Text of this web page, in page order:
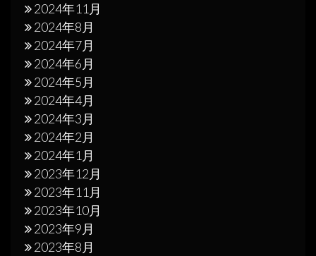
2024年11月
2024年8月
2024年7月
2024年6月
2024年5月
2024年4月
2024年3月
2024年2月
2024年1月
2023年12月
2023年11月
2023年10月
2023年9月
2023年8月